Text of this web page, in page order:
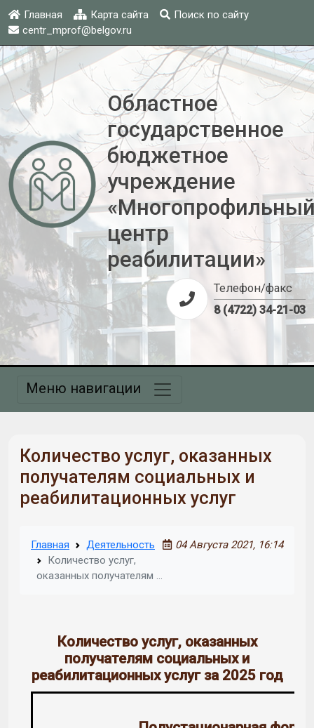
Главная Карта сайта
Поиск по сайту
centr_mprof@belgov.ru
Областное
государственное
бюджетное
учреждение
центр
реабилитации»
Телефон/факс
8 (4722) 34-21-03
Меню навигации
Количество услуг, оказанных
получателям социальных и
реабилитационных услуг
Главная
Деятельность
Количество услуг,
оказанных получателям …
04 Августа 2021, 16:14
Количество услуг, оказанных
получателям социальных и
реабилитационных услуг за 2025 год